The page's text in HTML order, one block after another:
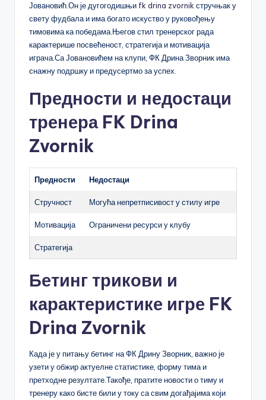
Јовановић.Он је дугогодишњи fk drina zvornik стручњак у
свету фудбала и има богато искуство у руковођењу
тимовима ка победама.Његов стил тренерског рада
карактерише посвећеност, стратегија и мотивација
играча.Са Јовановићем на клупи, ФК Дрина Зворник има
снажну подршку и предусертмо за успех.
Предности и недостаци
тренера FK Drina
Zvornik
Предности Недостаци
Стручност Могућа непретписивост у стилу игре
Мотивација Ограничени ресурси у клубу
Стратегија
Бетинг трикови и
карактеристике игре FK
Drina Zvornik
Када је у питању бетинг на ФК Дрину Зворник, важно је
узети у обжир актуелне статистике, форму тима и
претходне резултате.Такође, пратите новости о тиму и
тренеру како бисте били у току са свим догађајима који